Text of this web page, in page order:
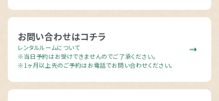
お問い合わせはコチラ
レンタルルームについて
※当日予約はお受けできませんのでご了承ください。
※1ヶ月以上先のご予約はお電話でお問い合わせください。